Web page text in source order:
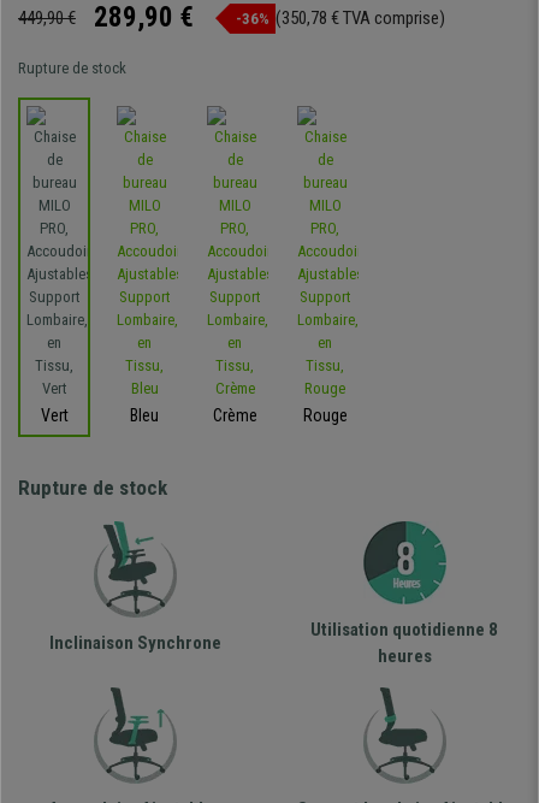
449,90 € 289,90 € -36% (350,78 € TVA comprise)
Rupture de stock
Vert Bleu Crème Rouge
Rupture de stock
Inclinaison Synchrone
Utilisation quotidienne 8
heures